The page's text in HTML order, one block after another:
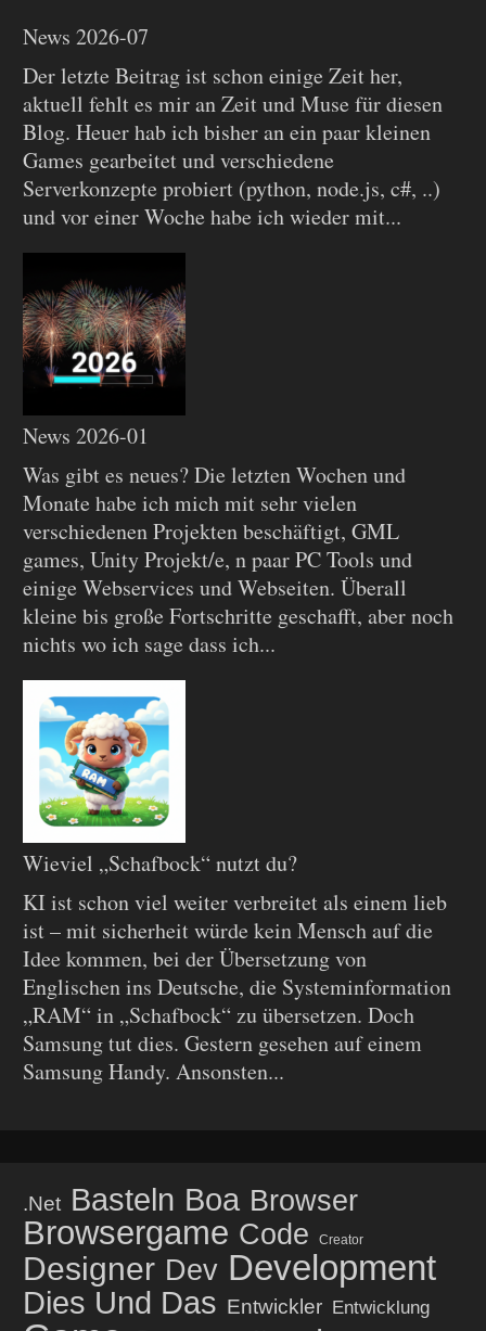
News 2026-07
Der letzte Beitrag ist schon einige Zeit her,
aktuell fehlt es mir an Zeit und Muse für diesen
Blog. Heuer hab ich bisher an ein paar kleinen
Games gearbeitet und verschiedene
Serverkonzepte probiert (python, node.js, c#, ..)
und vor einer Woche habe ich wieder mit...
News 2026-01
Was gibt es neues? Die letzten Wochen und
Monate habe ich mich mit sehr vielen
verschiedenen Projekten beschäftigt, GML
games, Unity Projekt/e, n paar PC Tools und
einige Webservices und Webseiten. Überall
kleine bis große Fortschritte geschafft, aber noch
nichts wo ich sage dass ich...
Wieviel „Schafbock“ nutzt du?
KI ist schon viel weiter verbreitet als einem lieb
ist – mit sicherheit würde kein Mensch auf die
Idee kommen, bei der Übersetzung von
Englischen ins Deutsche, die Systeminformation
„RAM“ in „Schafbock“ zu übersetzen. Doch
Samsung tut dies. Gestern gesehen auf einem
Samsung Handy. Ansonsten...
.net Basteln Boa Browser
Browsergame Code Creator
Designer Dev Development
Dies Und Das Entwickler Entwicklung